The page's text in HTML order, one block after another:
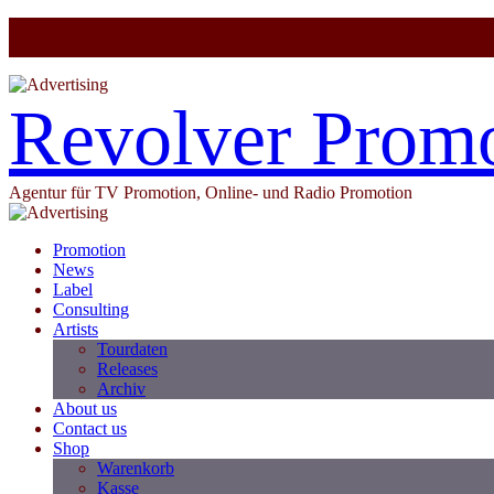
Revolver
Agentur für TV Promotion, Online- und Radio Promotion
Promotion
News
Label
Consulting
Artists
Tourdaten
Releases
Archiv
About us
Contact us
Shop
Warenkorb
Kasse